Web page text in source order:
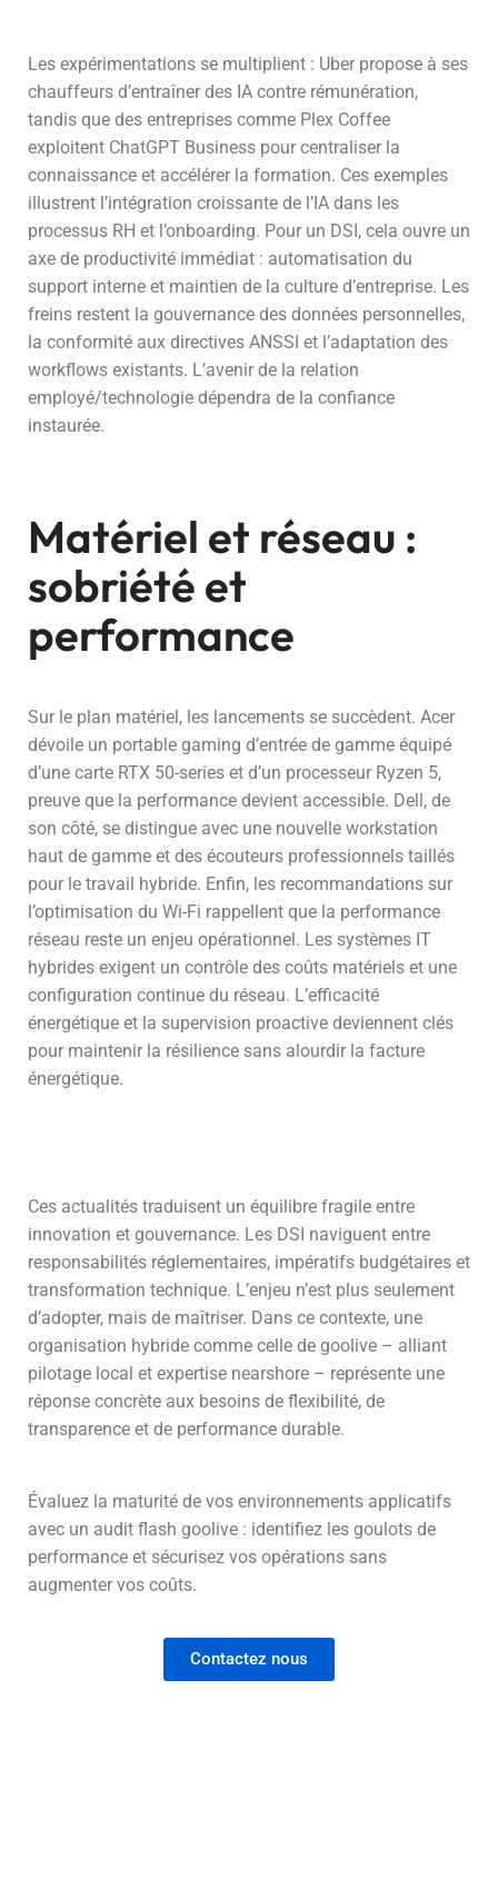
Les expérimentations se multiplient : Uber propose à ses
chauffeurs d’entraîner des IA contre rémunération,
tandis que des entreprises comme Plex Coffee
exploitent ChatGPT Business pour centraliser la
connaissance et accélérer la formation. Ces exemples
illustrent l’intégration croissante de l’IA dans les
processus RH et l’onboarding. Pour un DSI, cela ouvre un
axe de productivité immédiat : automatisation du
support interne et maintien de la culture d’entreprise. Les
freins restent la gouvernance des données personnelles,
la conformité aux directives ANSSI et l’adaptation des
workflows existants. L’avenir de la relation
employé/technologie dépendra de la confiance
instaurée.
Matériel et réseau :
sobriété et
performance
Sur le plan matériel, les lancements se succèdent. Acer
dévoile un portable gaming d’entrée de gamme équipé
d’une carte RTX 50-series et d’un processeur Ryzen 5,
preuve que la performance devient accessible. Dell, de
son côté, se distingue avec une nouvelle workstation
haut de gamme et des écouteurs professionnels taillés
pour le travail hybride. Enfin, les recommandations sur
l’optimisation du Wi-Fi rappellent que la performance
réseau reste un enjeu opérationnel. Les systèmes IT
hybrides exigent un contrôle des coûts matériels et une
configuration continue du réseau. L’efficacité
énergétique et la supervision proactive deviennent clés
pour maintenir la résilience sans alourdir la facture
énergétique.
Ces actualités traduisent un équilibre fragile entre
innovation et gouvernance. Les DSI naviguent entre
responsabilités réglementaires, impératifs budgétaires et
transformation technique. L’enjeu n’est plus seulement
d’adopter, mais de maîtriser. Dans ce contexte, une
organisation hybride comme celle de goolive – alliant
pilotage local et expertise nearshore – représente une
réponse concrète aux besoins de flexibilité, de
transparence et de performance durable.
Évaluez la maturité de vos environnements applicatifs
avec un audit flash goolive : identifiez les goulots de
performance et sécurisez vos opérations sans
augmenter vos coûts.
Contactez nous